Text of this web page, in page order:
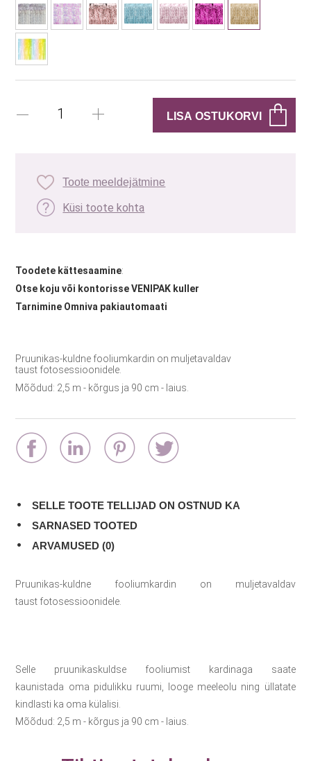
Toote meeldejätmine
Küsi toote kohta
Toodete kättesaamine:
Otse koju või kontorisse VENIPAK kuller
Tarnimine Omniva pakiautomaati
Pruunikas-kuldne fooliumkardin on muljetavaldav
taust fotosessioonidele.
Mõõdud: 2,5 m - kõrgus ja 90 cm - laius.
SELLE TOOTE TELLIJAD ON OSTNUD KA
SARNASED TOOTED
ARVAMUSED (0)
Pruunikas-kuldne fooliumkardin on muljetavaldav
taust fotosessioonidele.
Selle pruunikaskuldse fooliumist kardinaga saate
kaunistada oma pidulikku ruumi, looge meeleolu ning üllatate
kindlasti ka oma külalisi.
Mõõdud: 2,5 m - kõrgus ja 90 cm - laius.